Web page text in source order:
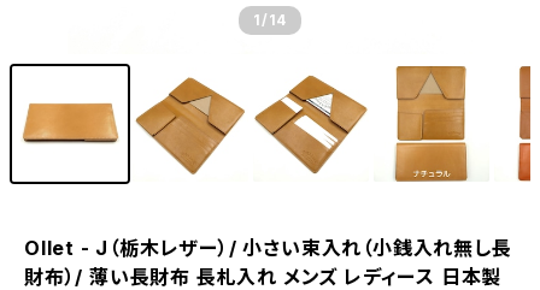
1 /14
Ollet - J（栃木レザー）/ 小さい束入れ（小銭入れ無し長
財布）/ 薄い長財布 長札入れ メンズ レディース 日本製